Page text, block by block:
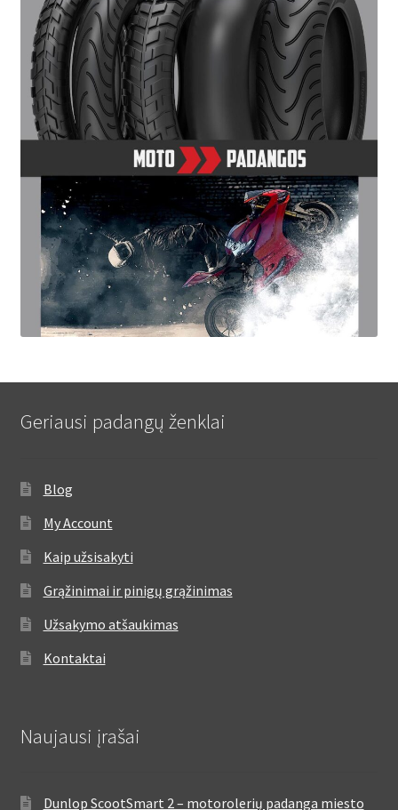
Geriausi padangų ženklai
Blog
My Account
Kaip užsisakyti
Grąžinimai ir pinigų grąžinimas
Užsakymo atšaukimas
Kontaktai
Naujausi įrašai
Dunlop ScootSmart 2 – motorolerių padanga miesto